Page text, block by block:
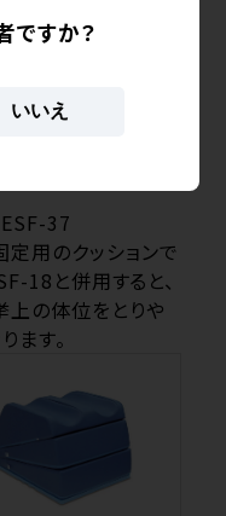
ですか？
いいえ
ESF-37
定用のクッションで
18と併用すると、
上の体位をとりや
ます。